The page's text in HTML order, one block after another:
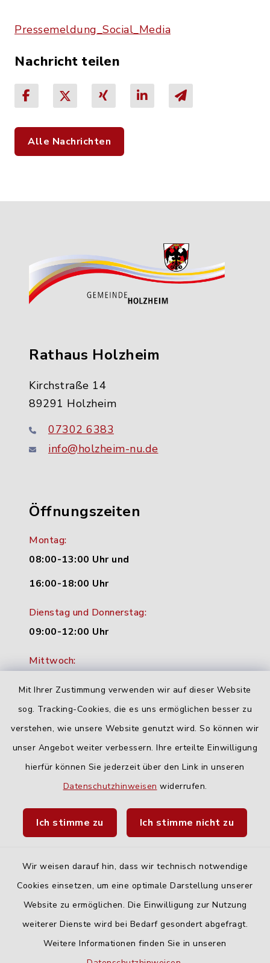
Mit Ihrer Zustimmung verwenden wir auf dieser Website
sog. Tracking-Cookies, die es uns ermöglichen besser zu
verstehen, wie unsere Website genutzt wird. So können wir
unser Angebot weiter verbessern. Ihre erteilte Einwilligung
hierfür können Sie jederzeit über den Link in unseren
Datenschutzhinweisen widerrufen.
Ich stimme zu Ich stimme nicht zu
Wir weisen darauf hin, dass wir technisch notwendige
Cookies einsetzen, um eine optimale Darstellung unserer
Website zu ermöglichen. Die Einwilligung zur Nutzung
weiterer Dienste wird bei Bedarf gesondert abgefragt.
Weitere Informationen finden Sie in unseren
Pressemeldung_Social_Media
Nachricht teilen
Alle Nachrichten
Rathaus Holzheim
Kirchstraße 14
89291 Holzheim
07302 6383
info@holzheim-nu.de
Öffnungszeiten
Montag:
08:00-13:00 Uhr und
16:00-18:00 Uhr
Dienstag und Donnerstag:
09:00-12:00 Uhr
Mittwoch:
Freitag:
geschlossen
Quicklinks
Fahrplanauskunft DING
Barrierefreiheit